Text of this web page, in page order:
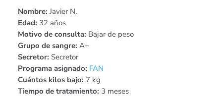
Nombre: Javier N.
Edad: 32 años
Motivo de consulta: Bajar de peso
Grupo de sangre: A+
Secretor: Secretor
Programa asignado: FAN
Cuántos kilos bajo: 7 kg
Tiempo de tratamiento: 3 meses